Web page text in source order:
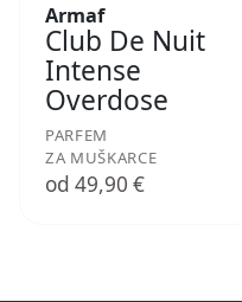
Armaf
Club De Nuit
Intense
Overdose
PARFEM
ZA MUŠKARCE
od 49,90 €